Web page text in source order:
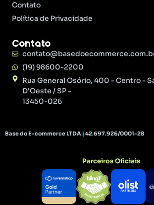
Contato
Política de Privacidade
Contato
(19) 98600-2200
Rua General Osório, 400 - Centro -
D'Oeste / SP -
13450-026
Base do E-commerce LTDA | 42.697.926/0001-28
Parceiros Oficiais